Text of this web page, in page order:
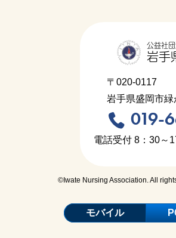
公益社
岩手
〒020-0117
岩手県盛岡市
019-
電話受付 8：30～
©Iwate Nursing Association. All
モバイル